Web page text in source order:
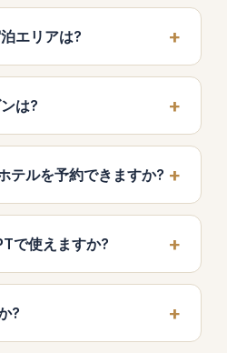
エリアは?
は?
ルを予約できますか?
で使えますか?
?